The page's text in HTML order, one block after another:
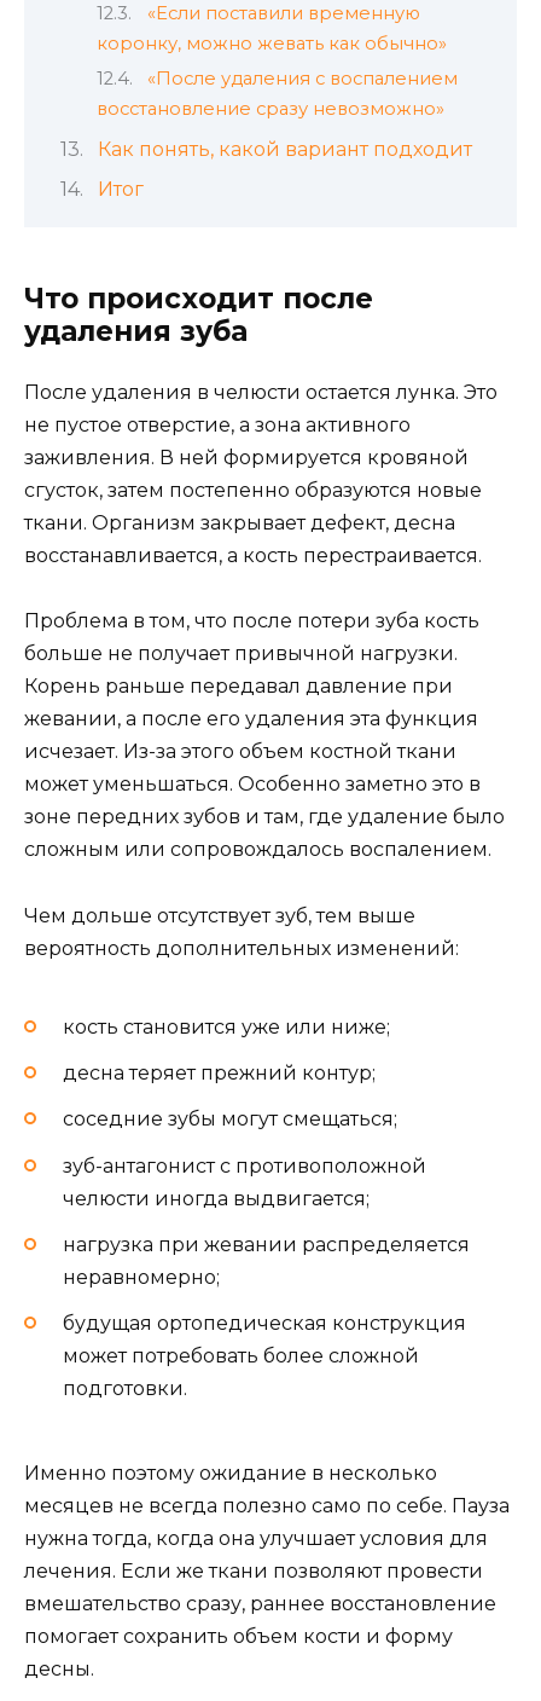
«Если поставили временную
коронку, можно жевать как обычно»
«После удаления с воспалением
восстановление сразу невозможно»
Как понять, какой вариант подходит
Итог
Что происходит после
удаления зуба
После удаления в челюсти остается лунка. Это
не пустое отверстие, а зона активного
заживления. В ней формируется кровяной
сгусток, затем постепенно образуются новые
ткани. Организм закрывает дефект, десна
восстанавливается, а кость перестраивается.
Проблема в том, что после потери зуба кость
больше не получает привычной нагрузки.
Корень раньше передавал давление при
жевании, а после его удаления эта функция
исчезает. Из-за этого объем костной ткани
может уменьшаться. Особенно заметно это в
зоне передних зубов и там, где удаление было
сложным или сопровождалось воспалением.
Чем дольше отсутствует зуб, тем выше
вероятность дополнительных изменений:
кость становится уже или ниже;
десна теряет прежний контур;
соседние зубы могут смещаться;
зуб-антагонист с противоположной
челюсти иногда выдвигается;
нагрузка при жевании распределяется
неравномерно;
будущая ортопедическая конструкция
может потребовать более сложной
подготовки.
Именно поэтому ожидание в несколько
месяцев не всегда полезно само по себе. Пауза
нужна тогда, когда она улучшает условия для
лечения. Если же ткани позволяют провести
вмешательство сразу, раннее восстановление
помогает сохранить объем кости и форму
десны.